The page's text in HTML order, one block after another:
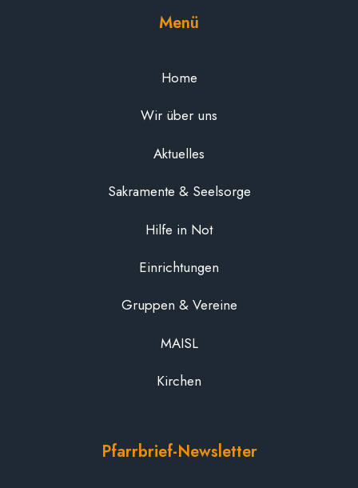
Menü
Home
Wir über uns
Aktuelles
Sakramente & Seelsorge
Hilfe in Not
Einrichtungen
Gruppen & Vereine
MAISL
Kirchen
Pfarrbrief-Newsletter